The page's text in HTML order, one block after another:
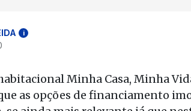
i
Minha Casa, Minha
as opções de financiamento